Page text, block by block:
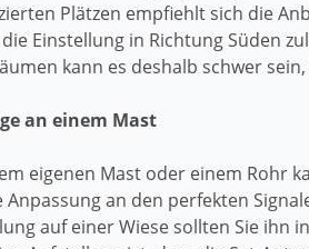
Plätzen empfiehlt sich die
Einstellung in Richtung Süden
kann es deshalb schwer
an einem Mast
eigenen Mast oder einem Rohr
Anpassung an den perfekten
auf einer Wiese sollten Sie ihn